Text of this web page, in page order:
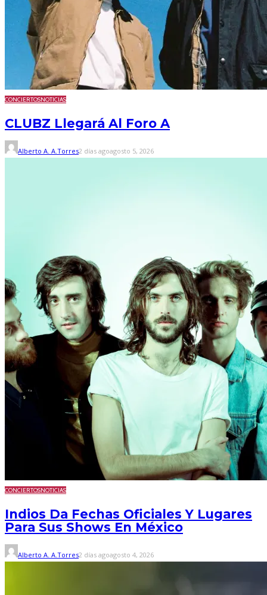
CONCIERTOSNOTICIAS
CLUBZ Llegará Al Foro A
Alberto A. A.Torres2 días agoagosto 5, 2026
CONCIERTOSNOTICIAS
Indios Da Fechas Oficiales Y Lugares
Para Sus Shows En México
Alberto A. A.Torres2 días agoagosto 4, 2026